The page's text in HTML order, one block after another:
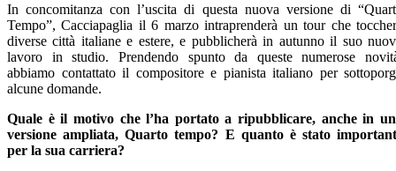
In concomitanza con l’uscita di questa nuova versione di
Tempo”, Cacciapaglia il 6 marzo intraprenderà un tour che
diverse città italiane e estere, e pubblicherà in autunno il suo
lavoro in studio. Prendendo spunto da queste numerose
abbiamo contattato il compositore e pianista italiano per
alcune domande.
Quale è il motivo che l’ha portato a ripubblicare, anche in
versione ampliata, Quarto tempo? E quanto è stato
per la sua carriera?